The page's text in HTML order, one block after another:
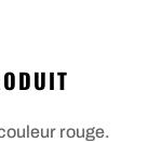
rouge.